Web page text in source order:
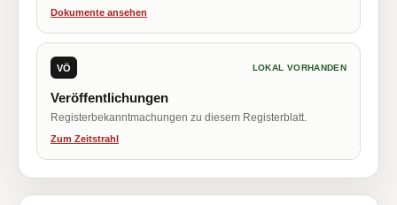
Dokumente ansehen
VÖ LOKAL VORHANDEN
Veröffentlichungen
Registerbekanntmachungen zu diesem Registerblatt.
Zum Zeitstrahl